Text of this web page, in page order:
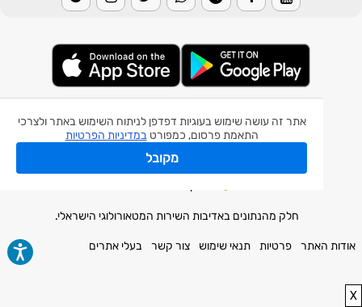
אתר זה עושה שימוש בעוגיות דפדפן לניתוח השימוש באתר ולצרכי
התאמת פרסום, כמפורטבמדיניות הפרטיות
מקובל
X
אפליקצית מזג אוויר
אפליקצית רעידת אדמה
חלק מהנתונים באדיבות השירות המטאורולוגי הישראלי.
אודות האתר פרטיות תנאי שימוש צור קשר בעלי אתרים